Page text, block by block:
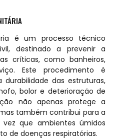
é um processo técnico
destinado a prevenir a
críticas, como banheiros,
Este procedimento é
das estruturas,
bolor e deterioração de
não apenas protege a
também contribui para a
que ambientes úmidos
de doenças respiratórias.